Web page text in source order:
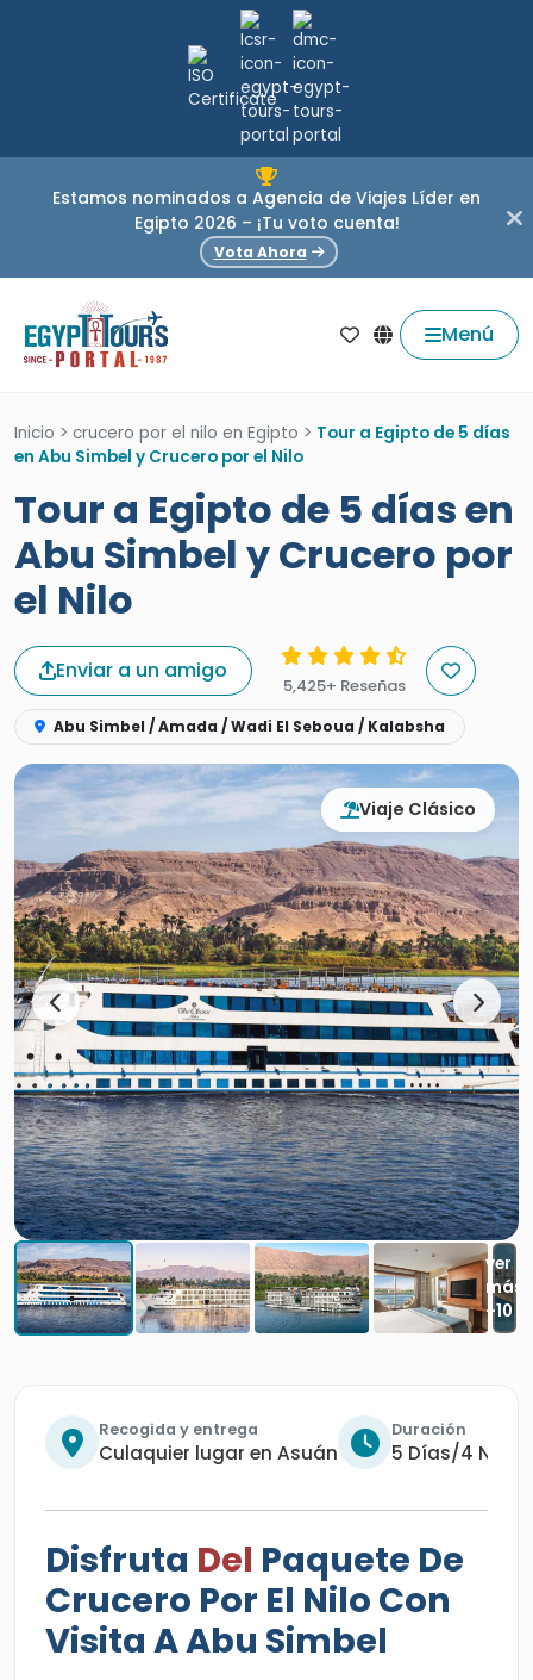
Estamos nominados a Agencia de Viajes Líder en
Egipto 2026 – ¡Tu voto cuenta!
Vota Ahora
Menú
Inicio > crucero por el nilo en Egipto > Tour a Egipto de 5 días
en Abu Simbel y Crucero por el Nilo
Tour a Egipto de 5 días en
Abu Simbel y Crucero por
el Nilo
Enviar a un amigo
5,425+ Reseñas
Abu Simbel / Amada / Wadi El Seboua / Kalabsha
Viaje Clásico
Recogida y entrega
Culaquier lugar en Asuán
Duración
5 Días/4
Disfruta Del Paquete De
Crucero Por El Nilo Con
Visita A Abu Simbel